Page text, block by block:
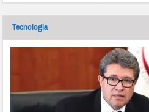
Tecnología